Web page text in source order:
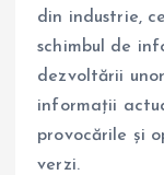
din industrie,
schimbul de
dezvoltării
informații
provocările și
verzi.